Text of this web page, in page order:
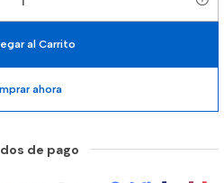
al Carrito
ahora
de pago